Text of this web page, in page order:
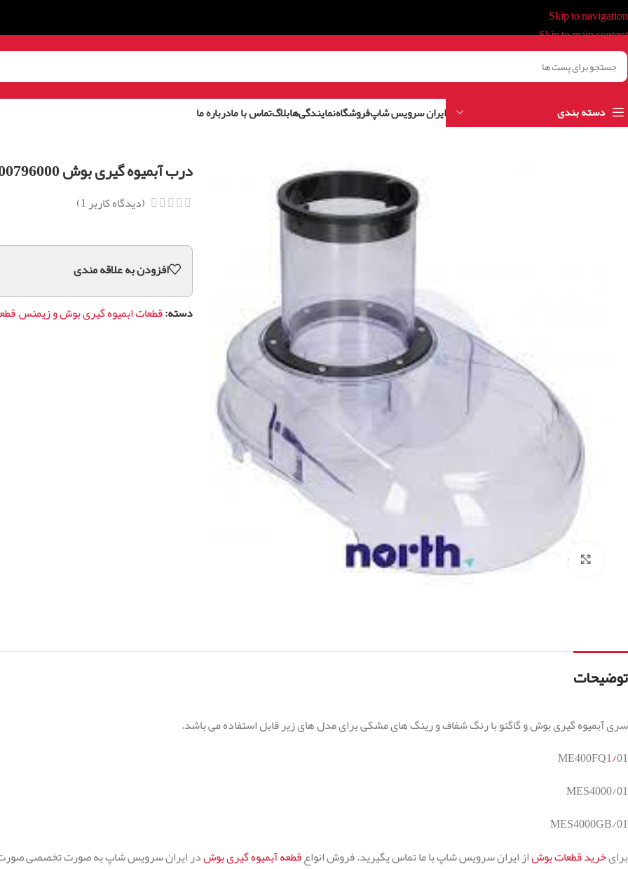
Skip to navigation
Skip to main content
دسته بندی ایران سرویس شاپفروشگاهنمایندگی‌هابلاگتماس با مادرباره ما
برای بزرگنمایی کلیک کنید
درب آبمیوه گیری بوش 00796000
(دیدگاه کاربر1
)
افزودن به علاقه مندی
دسته:قطعات ابمیوه گیری بوش و زیمنس,
توضیحات
سری آبمیوه گیری بوش و گاگنو با رنگ شفاف و رینگ های مشکی برای مدل های زیر قابل استفاده می باشد.
ME400FQ1/01
MES4000/01
MES4000GB/01
برایخرید قطعات بوشاز ایران سرویس شاپ با ما تماس یگیرید. فروش انواعقطعه آبمیوه گیری بوشدر ایران سرویس شاپ به صورت تخصصی